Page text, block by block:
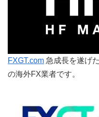
FXGT.com 急成長を遂げ
の海外FX業者です。